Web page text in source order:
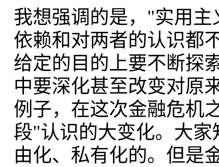
我想强调的是，"实用
依赖和对两者的认识都
给定的目的上要不断探
中要深化甚至改变对原
例子，在这次金融危机
段"认识的大变化。大
由化、私有化的。但是